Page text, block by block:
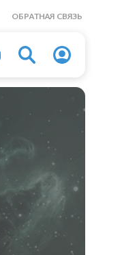
ОБРАТНАЯ СВЯЗЬ